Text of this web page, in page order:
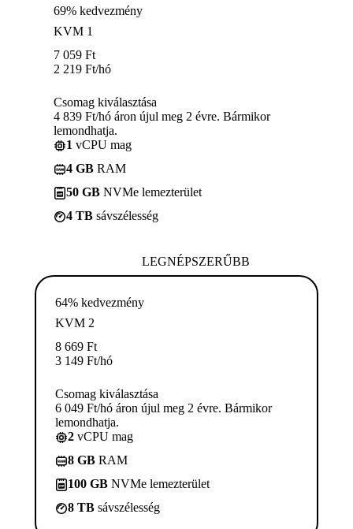
69% kedvezmény
KVM 1
7 059 Ft
2 219 Ft/hó
Csomag kiválasztása
4 839 Ft/hó áron újul meg 2 évre. Bármikor
lemondhatja.
1 vCPU mag
4 GB RAM
50 GB NVMe lemezterület
4 TB sávszélesség
LEGNÉPSZERŰBB
64% kedvezmény
KVM 2
8 669 Ft
3 149 Ft/hó
Csomag kiválasztása
6 049 Ft/hó áron újul meg 2 évre. Bármikor
lemondhatja.
2 vCPU mag
8 GB RAM
100 GB NVMe lemezterület
8 TB sávszélesség